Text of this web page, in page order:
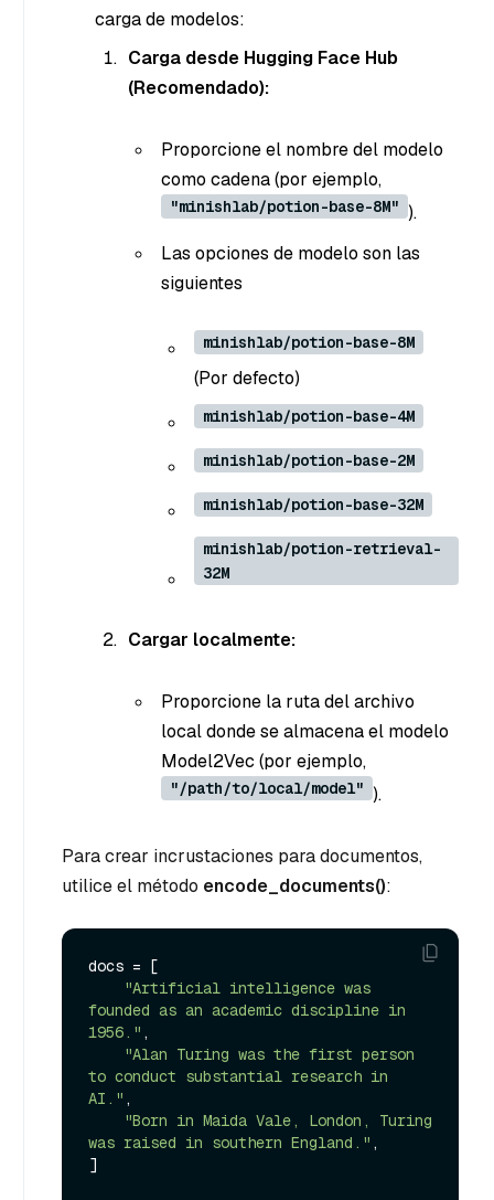
carga de modelos:
Carga desde Hugging Face Hub
(Recomendado):
Proporcione el nombre del modelo
como cadena (por ejemplo,
"minishlab/potion-base-8M" ).
Las opciones de modelo son las
siguientes
minishlab/potion-base-8M
(Por defecto)
minishlab/potion-base-4M
minishlab/potion-base-2M
minishlab/potion-base-32M
minishlab/potion-retrieval-
32M
Cargar localmente:
Proporcione la ruta del archivo
local donde se almacena el modelo
Model2Vec (por ejemplo,
"/path/to/local/model" ).
Para crear incrustaciones para documentos,
utilice el método encode_documents():
docs = [
"Artificial intelligence was
founded as an academic discipline in
1956." ,
"Alan Turing was the first person
to conduct substantial research in
AI." ,
"Born in Maida Vale, London, Turing
was raised in southern England." ,
]